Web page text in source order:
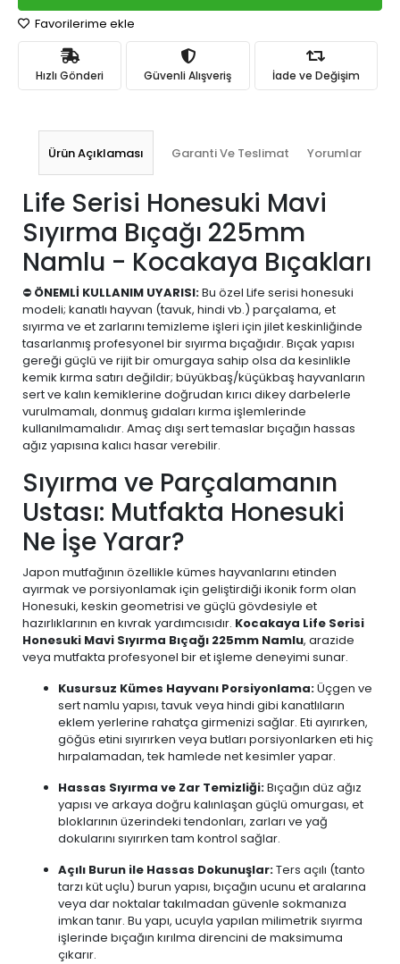
Favorilerime ekle
Hızlı Gönderi Güvenli Alışveriş İade ve Değişim
Ürün Açıklaması Garanti Ve Teslimat Yorumlar
Life Serisi Honesuki Mavi
Sıyırma Bıçağı 225mm
Namlu - Kocakaya Bıçakları
⛔ ÖNEMLİ KULLANIM UYARISI:Bu özel Life serisi honesuki
modeli; kanatlı hayvan (tavuk, hindi vb.) parçalama, et
sıyırma ve et zarlarını temizleme işleri için jilet keskinliğinde
tasarlanmış profesyonel bir sıyırma bıçağıdır. Bıçak yapısı
gereği güçlü ve rijit bir omurgaya sahip olsa da kesinlikle
kemik kırma satırı değildir; büyükbaş/küçükbaş hayvanların
sert ve kalın kemiklerine doğrudan kırıcı dikey darbelerle
vurulmamalı, donmuş gıdaları kırma işlemlerinde
kullanılmamalıdır. Amaç dışı sert temaslar bıçağın hassas
ağız yapısına kalıcı hasar verebilir.
Sıyırma ve Parçalamanın
Ustası: Mutfakta Honesuki
Ne İşe Yarar?
Japon mutfağının özellikle kümes hayvanlarını etinden
ayırmak ve porsiyonlamak için geliştirdiği ikonik form olan
Honesuki, keskin geometrisi ve güçlü gövdesiyle et
hazırlıklarının en kıvrak yardımcısıdır. Kocakaya Life Serisi
Honesuki Mavi Sıyırma Bıçağı 225mm Namlu, arazide
veya mutfakta profesyonel bir et işleme deneyimi sunar.
Kusursuz Kümes Hayvanı Porsiyonlama:Üçgen ve
sert namlu yapısı, tavuk veya hindi gibi kanatlıların
eklem yerlerine rahatça girmenizi sağlar. Eti ayırırken,
göğüs etini sıyırırken veya butları porsiyonlarken eti hiç
hırpalamadan, tek hamlede net kesimler yapar.
Hassas Sıyırma ve Zar Temizliği:Bıçağın düz ağız
yapısı ve arkaya doğru kalınlaşan güçlü omurgası, et
bloklarının üzerindeki tendonları, zarları ve yağ
dokularını sıyırırken tam kontrol sağlar.
Açılı Burun ile Hassas Dokunuşlar:Ters açılı (tanto
tarzı küt uçlu) burun yapısı, bıçağın ucunu et aralarına
veya dar noktalar takılmadan güvenle sokmanıza
imkan tanır. Bu yapı, ucuyla yapılan milimetrik sıyırma
işlerinde bıçağın kırılma direncini de maksimuma
çıkarır.